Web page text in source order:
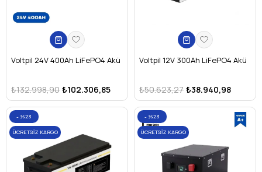
Voltpil 24V 400Ah LiFePO4 Akü
₺102.306,85
₺132.998,90
Voltpil 12V 300Ah LiFePO4 Akü
₺38.940,98
₺50.623,27
%23
ÜCRETSIZ KARGO
%23
ÜCRETSIZ KARGO